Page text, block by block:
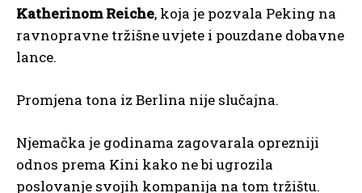
Katherinom Reiche, koja je pozvala Peking na
ravnopravne tržišne uvjete i pouzdane dobavne
lance.
Promjena tona iz Berlina nije slučajna.
Njemačka je godinama zagovarala oprezniji
odnos prema Kini kako ne bi ugrozila
poslovanje svojih kompanija na tom tržištu.